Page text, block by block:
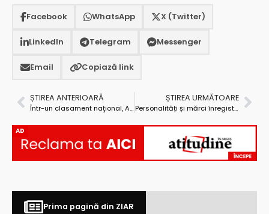
Facebook WhatsApp X (Twitter)
LinkedIn Telegram Messenger
Email Copiază link
ȘTIREA ANTERIOARĂ
Într-un clasament naţional, Argeșul are satul cu cei mai mulți intelectuali
ȘTIREA URMĂTOARE
Personalități și mărci înregistrate ale localităților din județ
AD
Prima pagină din ZIAR